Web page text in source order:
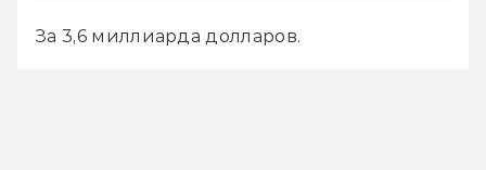
За 3,6 миллиарда долларов.